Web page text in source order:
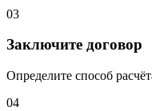
03
Заключите договор
Определите способ
04